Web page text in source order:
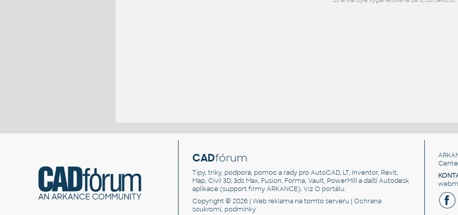
CADfórum
Tipy, triky, podpora, pomoc a rady pro AutoCAD, LT, Inventor, Revit,
Map, Civil 3D, 3ds Max, Fusion, Forma, Vault, PowerMill a další Autodesk
aplikace (support firmy ARKANCE). VizO portálu.
Copyright © 2026 |Web reklama na tomto serveru |Ochrana
soukromí, podmínky